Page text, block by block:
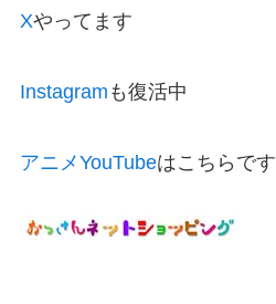
Xやってます
Instagram も復活中
アニメYouTubeはこちらです